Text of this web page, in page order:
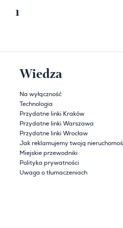
1
Wiedza
Na wyłączność
Technologia
Przydatne linki Kraków
Przydatne linki Warszawa
Przydatne linki Wrocław
Jak reklamujemy twoją
Miejskie przewodniki
Polityka prywatności
Uwaga o tłumaczeniach